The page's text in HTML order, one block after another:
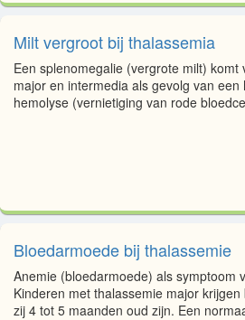
Milt vergroot bij thalassemia
Een splenomegalie (vergrote milt)
major en intermedia als gevolg van
hemolyse (vernietiging van rode
Bloedarmoede bij thalassemie
Anemie (bloedarmoede) als symptoom
Kinderen met thalassemie major
zij 4 tot 5 maanden oud zijn. Een